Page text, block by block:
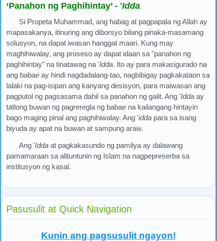
‘Panahon ng Paghihintay’ - 'Idda
Si Propeta Muhammad, ang habag at pagpapala ng Allah ay
mapasakanya, itinuring ang diborsyo bilang pinaka-masamang
solusyon, na dapat iwasan hanggat maari. Kung may
maghihiwalay, ang proseso ay dapat idaan sa "panahon ng
paghihintay" na tinatawag na 'Idda. Ito ay para makasigurado na
ang babae ay hindi nagdadalang-tao, nagbibigay pagkakataon sa
lalaki na pag-isipan ang kanyang desisyon, para maiwasan ang
pagputol ng pagsasama dahil sa panahon ng galit. Ang 'Idda ay
tatlong buwan ng pagreregla ng babae na kailangang hintayin
bago maging pinal ang paghihiwalay. Ang 'idda para sa isang
biyuda ay apat na buwan at sampung araw.
Ang 'Idda at pagkakasundo ng pamilya ay dalawang
pamamaraan sa alituntunin ng Islam na nagpepreserba sa
institusyon ng kasal.
Pasusulit at Quick Navigation
Kunin ang pagsusulit ngayon!